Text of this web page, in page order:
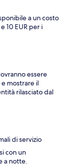
a un costo
10 EUR per i
essere
mostrare il
rilasciato dal
di servizio
con un
a notte.